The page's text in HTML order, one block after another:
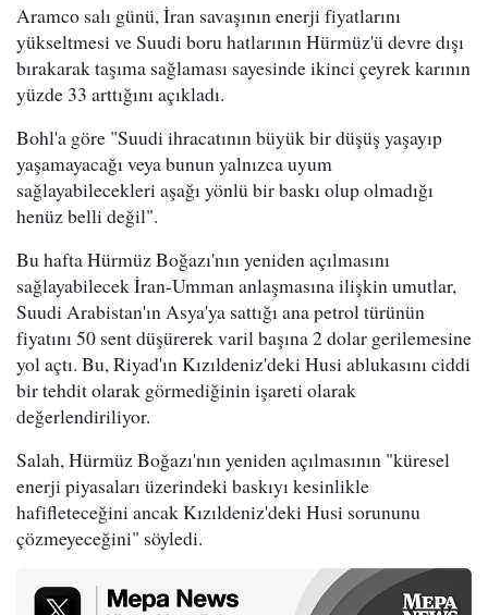
Aramco salı günü, İran savaşının enerji fiyatlarını
yükseltmesi ve Suudi boru hatlarının Hürmüz'ü devre dışı
bırakarak taşıma sağlaması sayesinde ikinci çeyrek karının
yüzde 33 arttığını açıkladı.
Bohl'a göre "Suudi ihracatının büyük bir düşüş yaşayıp
yaşamayacağı veya bunun yalnızca uyum
sağlayabilecekleri aşağı yönlü bir baskı olup olmadığı
henüz belli değil".
Bu hafta Hürmüz Boğazı'nın yeniden açılmasını
sağlayabilecek İran-Umman anlaşmasına ilişkin umutlar,
Suudi Arabistan'ın Asya'ya sattığı ana petrol türünün
fiyatını 50 sent düşürerek varil başına 2 dolar gerilemesine
yol açtı. Bu, Riyad'ın Kızıldeniz'deki Husi ablukasını ciddi
bir tehdit olarak görmediğinin işareti olarak
değerlendiriliyor.
Salah, Hürmüz Boğazı'nın yeniden açılmasının "küresel
enerji piyasaları üzerindeki baskıyı kesinlikle
hafifleteceğini ancak Kızıldeniz'deki Husi sorununu
çözmeyeceğini" söyledi.